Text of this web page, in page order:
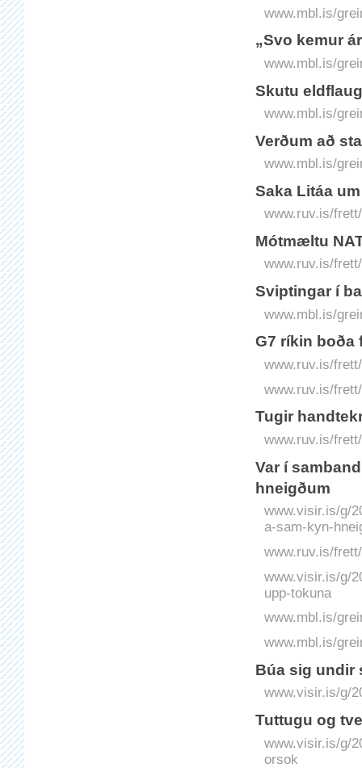
www.mbl.is/
„Svo kemur
www.mbl.is/
Skutu
www.mbl.is/
Verðum að
www.mbl.is/
Saka Litáa
www.ruv.is/
Mótmæltu
www.ruv.is/
Sviptingar í
www.mbl.is/
G7 ríkin
www.ruv.is/
www.ruv.is/
Tugir
www.ruv.is/
Var í
hneigðum
www.visir.is/g/
a-sam-kyn-
www.ruv.is/
www.visir.is/g/
upp-tokuna
www.mbl.is/
www.mbl.is/
Búa sig undir
www.visir.is/g/
Tuttugu og
www.visir.is/g/
orsok